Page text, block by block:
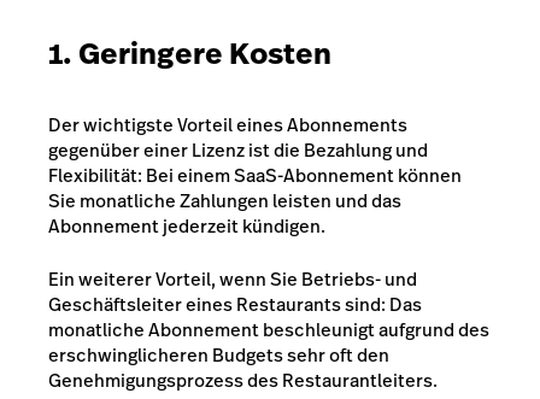
1. Geringere Kosten
Der wichtigste Vorteil eines Abonnements
gegenüber einer Lizenz ist die Bezahlung und
Flexibilität: Bei einem SaaS-Abonnement können
Sie monatliche Zahlungen leisten und das
Abonnement jederzeit kündigen.
Ein weiterer Vorteil, wenn Sie Betriebs- und
Geschäftsleiter eines Restaurants sind: Das
monatliche Abonnement beschleunigt aufgrund des
erschwinglicheren Budgets sehr oft den
Genehmigungsprozess des Restaurantleiters.